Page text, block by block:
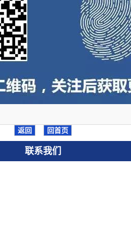
返回 回首页
联系我们